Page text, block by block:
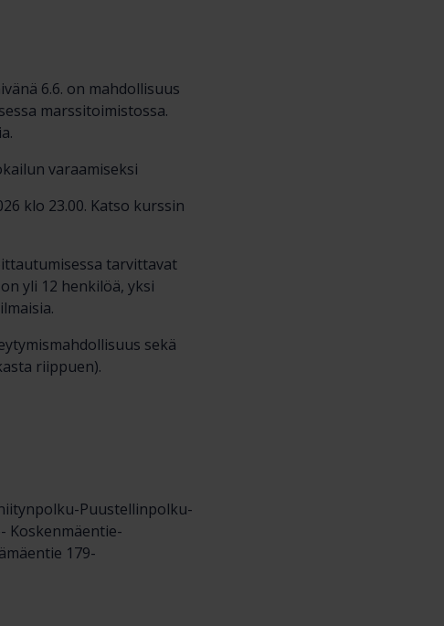
6.6. on mahdollisuus
marssitoimistossa.
varaamiseksi
klo 23.00. Katso kurssin
tarvittavat
yli 12 henkilöä, yksi
sekä
riippuen).
Puustellinpolku-
Koskenmäentie-
179-